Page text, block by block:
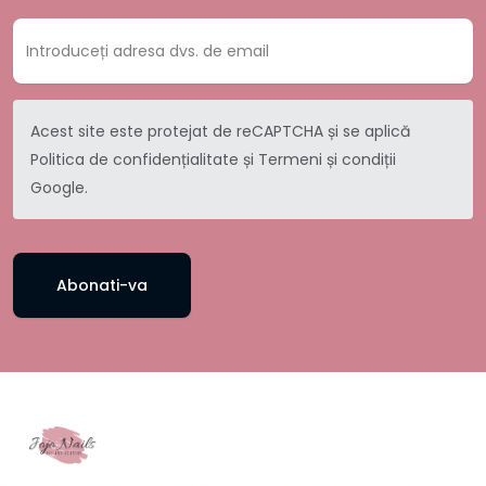
Acest site este protejat de reCAPTCHA și se aplică
Politica de confidențialitate și Termeni și condiții
Google.
Abonati-va